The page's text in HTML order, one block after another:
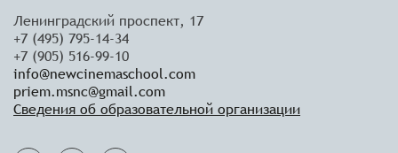
Ленинградский проспект, 17
+7 (495) 795-14-34
+7 (905) 516-99-10
info@newcinemaschool.com
priem.msnc@gmail.com
Сведения об образовательной организации